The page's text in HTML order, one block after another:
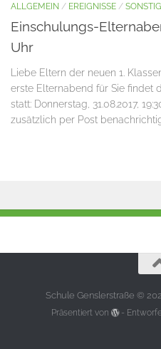
ALLGEMEIN / EREIGNISSE /
Einschulungs-
Uhr
Liebe Eltern der neuen 1.
erste Elternabend für Sie findet
statt: Donnerstag, 31.08.2017,
zusätzlich per Post
Schule Genslerstraße ©
Präsentiert von -